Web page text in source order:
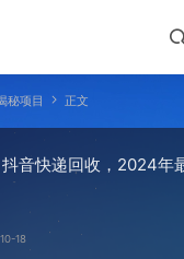
秘项目 正文
抖音快递回收，2024年
18